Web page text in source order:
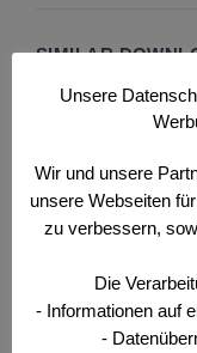
SIMILAR
No related
Web-Redaktion
Unsere
Wir und unsere
unsere Webseiten
zu verbessern,
Die
- Informationen auf
-